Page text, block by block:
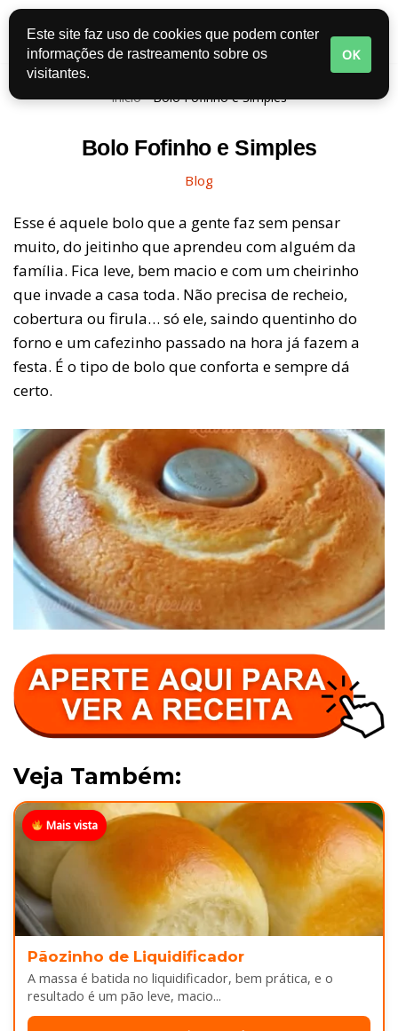
Pular
para
o
Início-Bolo Fofinho e Simples
Bolo Fofinho e Simples
Blog
Esse é aquele bolo que a gente faz sem pensar
muito, do jeitinho que aprendeu com alguém da
família. Fica leve, bem macio e com um cheirinho
que invade a casa toda. Não precisa de recheio,
cobertura ou firula… só ele, saindo quentinho do
forno e um cafezinho passado na hora já fazem a
festa. É o tipo de bolo que conforta e sempre dá
certo.
Veja Também:
Mais vista
Pãozinho de Liquidificador
A massa é batida no liquidificador, bem prática, e o
resultado é um pão leve, macio...
Este site faz uso de cookies que podem conter
informações de rastreamento sobre os
visitantes.
OK